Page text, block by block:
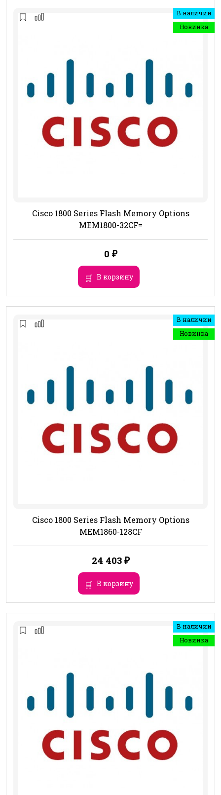
В наличии
Новинка
Cisco 1800 Series Flash Memory Options
MEM1800-32CF=
0 ₽
В корзину
В наличии
Новинка
Cisco 1800 Series Flash Memory Options
MEM1860-128CF
24 403 ₽
В корзину
В наличии
Новинка